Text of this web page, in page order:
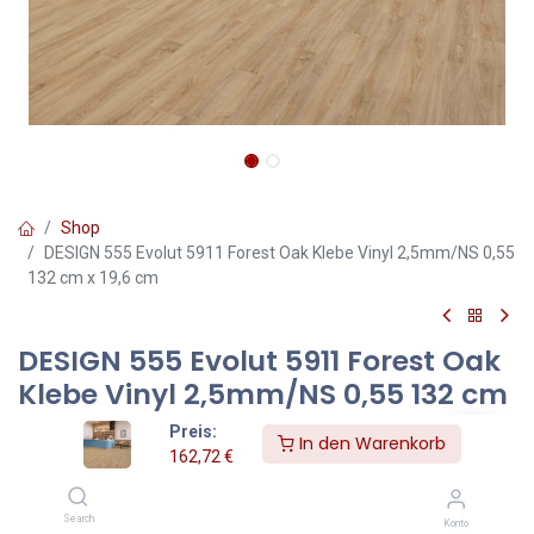
Preis:
162,72 €
In den Warenkorb
Search Konto
Shop
DESIGN 555 Evolut 5911 Forest Oak Klebe Vinyl 2,5mm/NS 0,55
132 cm x 19,6 cm
DESIGN 555 Evolut 5911 Forest Oak
Klebe Vinyl 2,5mm/NS 0,55 132 cm
x 19,6 cm
Forest Oak – Klebevinylboden 2,5 mm in natürlicher Holzoptik
Der Forest Klebevinylboden überzeugt durch seine markante,